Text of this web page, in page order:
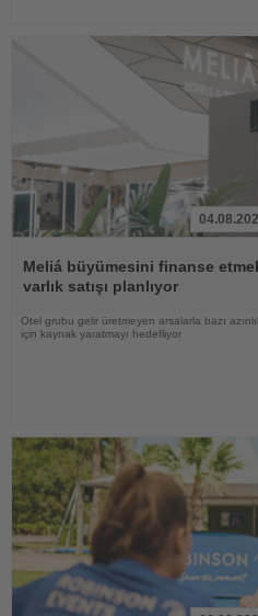
Oku
Meliá büyümesini finanse
varlık satışı planlıyor
Otel grubu gelir üretmeyen arsalarla bazı
için kaynak yaratmayı hedefliyor